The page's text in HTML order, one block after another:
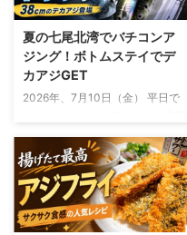
夏の七尾北湾でバチコンア
ジング！ボトムステイでデ
カアジGET
2026年、7月10日（金） 平日で
参戦 友人から誘いがあったの
は、釣行の2日ほど前 「平日やけ
ど、バチコン行くけ～」 断る理
由は微塵もありません。 バチコ
ンアジングとは？ バチコンアジ
ングとは、バーチカルコンタクト